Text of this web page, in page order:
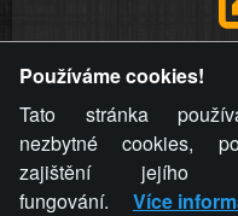
videa a komentáře.
stránky týče, ani osoba,
stránku, nemůže z
komentáře pro výše
provozovateli stránky
Používáme cookies!
Tato stránka
nezbytné cookies,
zajištění jejího
fungování.
Více